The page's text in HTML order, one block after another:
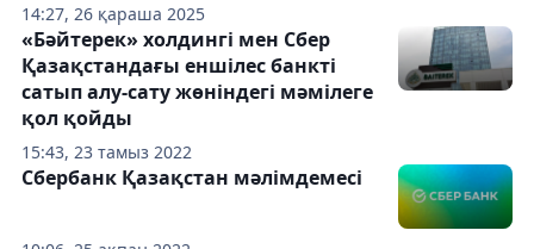
14:27, 26 қараша 2025
15:43, 23 тамыз 2022
«Бәйтерек» холдингі мен Сбер
Қазақстандағы еншілес банкті
сатып алу-сату жөніндегі мәмілеге
қол қойды
Сбербанк Қазақстан мәлімдемесі